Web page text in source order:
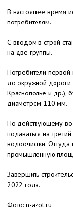
В настоящее время
потребителям.
С вводом в строй
на две группы.
Потребители первой
до окружной
Краснополье и др.),
диаметром 110 мм.
По действующему
подаваться на
водоочистки.
промышленную
Завершить
2022 года.
Фото: n-azot.ru